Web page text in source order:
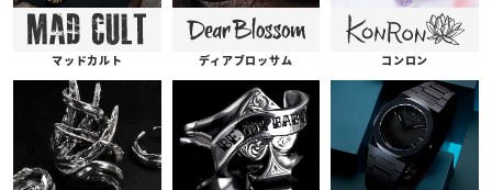
マッドカルト ディアブロッサム コンロン